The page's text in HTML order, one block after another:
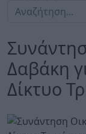
Δαβάκη
Δίκτυο